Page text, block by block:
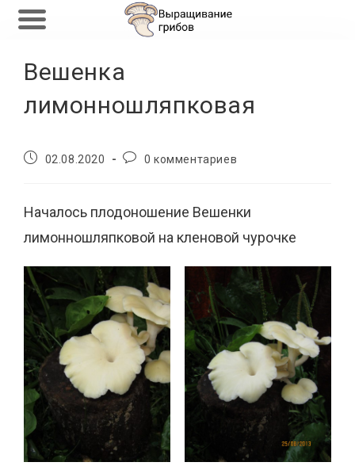
Вешенка
лимонношляпковая
Запись02.08.2020
Комментарии
0 комментариев
Началось плодоношение Вешенки
лимонношляпковой на кленовой чурочке